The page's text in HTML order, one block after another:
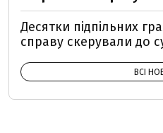
Десятки підпільних
справу скерували до
ВСІ